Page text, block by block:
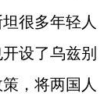
很多年轻人
设了乌兹别
，将两国人